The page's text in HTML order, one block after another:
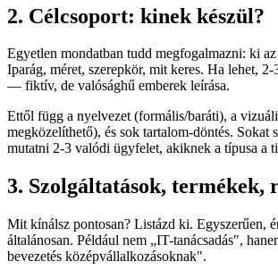
2. Célcsoport: kinek készül?
Egyetlen mondatban tudd megfogalmazni: ki
Iparág, méret, szerepkör, mit keres. Ha lehet,
— fiktív, de valósághű emberek leírása.
Ettől függ a nyelvezet (formális/baráti), a
megközelíthető), és sok tartalom-döntés. Sokat
mutatni 2-3 valódi ügyfelet, akiknek a típusa a
3. Szolgáltatások, termékek,
Mit kínálsz pontosan? Listázd ki. Egyszerűen,
általánosan. Például nem „IT-tanácsadás",
bevezetés középvállalkozásoknak".